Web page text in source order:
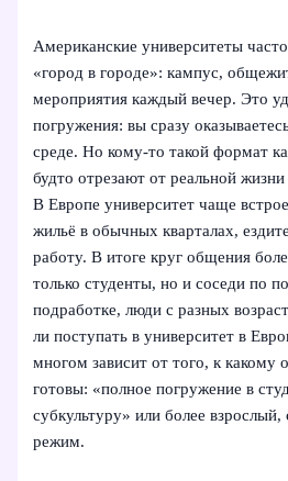
Американские университеты
«город в городе»: кампус,
мероприятия каждый вечер. Это
погружения: вы сразу
среде. Но кому-то такой формат
будто отрезают от реальной
В Европе университет чаще
жильё в обычных кварталах,
работу. В итоге круг общения
только студенты, но и соседи по
подработке, люди с разных
ли поступать в университет в
многом зависит от того, к какому
готовы: «полное погружение в
субкультуру» или более
режим.